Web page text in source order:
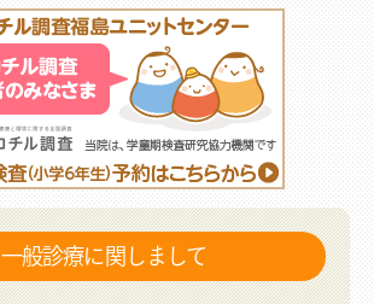
一般診療に関しまして